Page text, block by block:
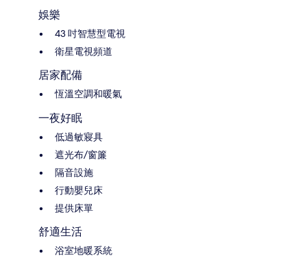
娛樂
43 吋智慧型電視
衛星電視頻道
居家配備
恆溫空調和暖氣
一夜好眠
低過敏寢具
遮光布/窗簾
隔音設施
行動嬰兒床
提供床單
舒適生活
浴室地暖系統